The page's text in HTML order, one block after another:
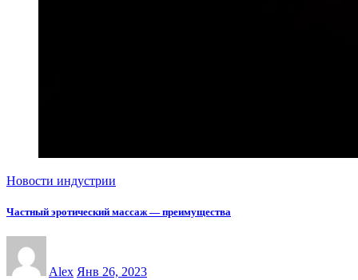
Новости индустрии
Частный эротический массаж — преимущества
Alex Янв 26, 2023